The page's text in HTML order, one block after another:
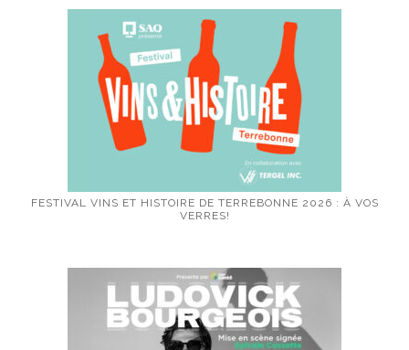
FESTIVAL VINS ET HISTOIRE DE TERREBONNE 2026 : À VOS
VERRES!